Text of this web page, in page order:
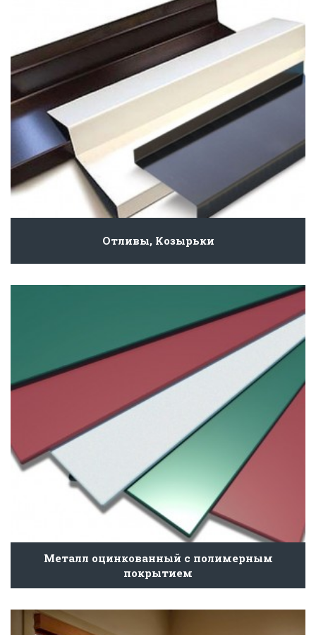
Отливы, Козырьки
Металл оцинкованный с полимерным
покрытием